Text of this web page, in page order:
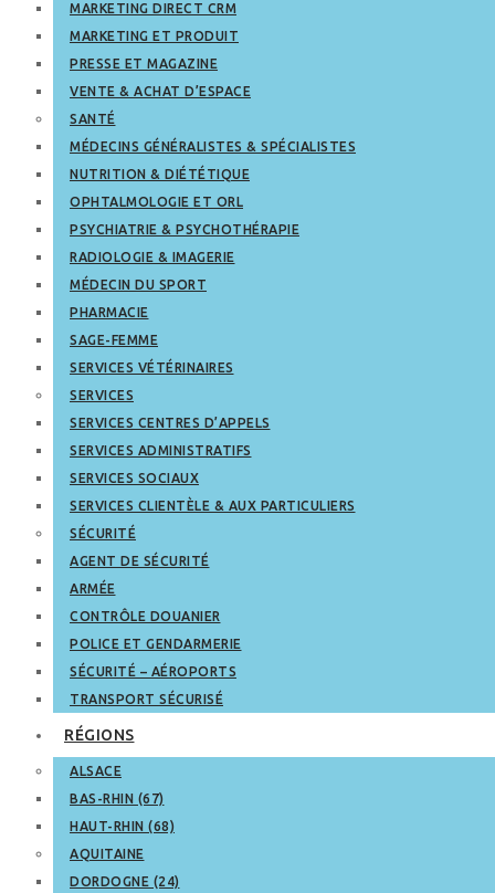
MARKETING DIRECT CRM
MARKETING ET PRODUIT
PRESSE ET MAGAZINE
VENTE & ACHAT D’ESPACE
SANTÉ
MÉDECINS GÉNÉRALISTES & SPÉCIALISTES
NUTRITION & DIÉTÉTIQUE
OPHTALMOLOGIE ET ORL
PSYCHIATRIE & PSYCHOTHÉRAPIE
RADIOLOGIE & IMAGERIE
MÉDECIN DU SPORT
PHARMACIE
SAGE-FEMME
SERVICES VÉTÉRINAIRES
SERVICES
SERVICES CENTRES D’APPELS
SERVICES ADMINISTRATIFS
SERVICES SOCIAUX
SERVICES CLIENTÈLE & AUX PARTICULIERS
SÉCURITÉ
AGENT DE SÉCURITÉ
ARMÉE
CONTRÔLE DOUANIER
POLICE ET GENDARMERIE
SÉCURITÉ – AÉROPORTS
TRANSPORT SÉCURISÉ
RÉGIONS
ALSACE
BAS-RHIN (67)
HAUT-RHIN (68)
AQUITAINE
DORDOGNE (24)